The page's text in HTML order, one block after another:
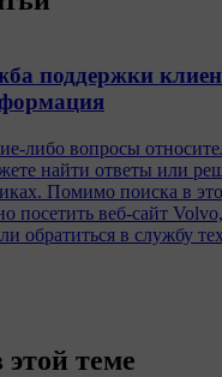
поддержки
либо вопросы
найти ответы или
Помимо поиска в
посетить веб-сайт
обратиться в службу
теме